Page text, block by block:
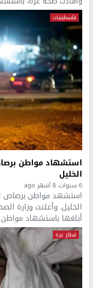
فلسطينيات
استشهاد مواطن
الخليل
6 سنوات، 8 أشهر ago
استشهد مواطن برصاص
الخليل. وأعلنت وزارة
أبلغها باستشهاد
قطاع غزة